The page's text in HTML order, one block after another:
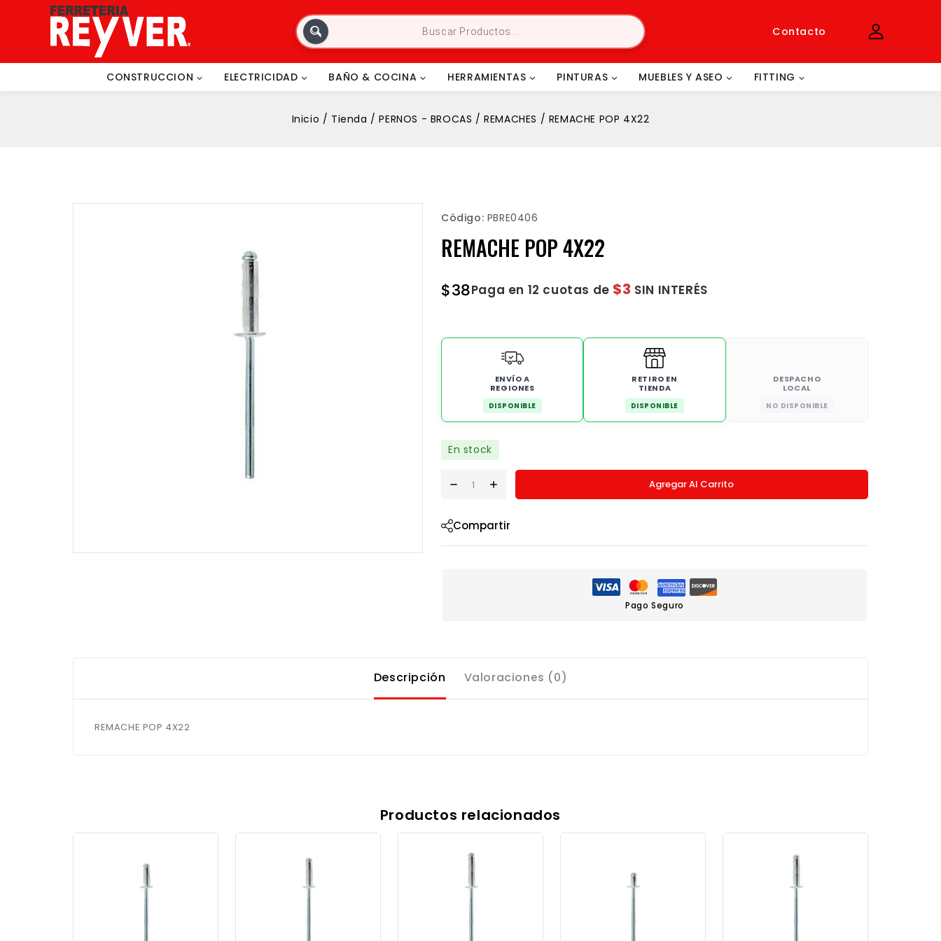
Contacto
CONSTRUCCION ELECTRICIDAD BAÑO & COCINA HERRAMIENTAS PINTURAS MUEBLES Y ASEO FITTING
Inicio / Tienda / PERNOS - BROCAS / REMACHES / REMACHE POP 4X22
Código: PBRE0406
REMACHE POP 4X22
$38Paga en 12 cuotas de $3 SIN INTERÉS
ENVÍO A
REGIONES
DISPONIBLE
RETIRO EN
TIENDA
DISPONIBLE
DESPACHO
LOCAL
NO DISPONIBLE
En stock
Agregar Al Carrito
Compartir
Pago Seguro
Descripción Valoraciones (0)
REMACHE POP 4X22
Productos relacionados